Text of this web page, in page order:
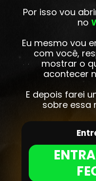
Por isso vou
no
Eu mesmo vou
com você,
mostrar o
acontecer
E depois farei
sobre essa